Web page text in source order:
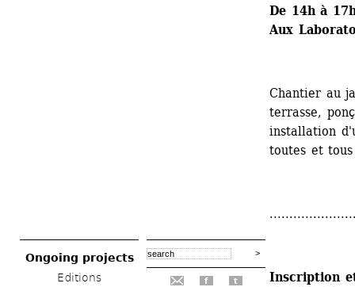
Ongoing projects
Editions
f t
De 14h à
Aux
Chantier au
terrasse,
installation
toutes et
Inscription